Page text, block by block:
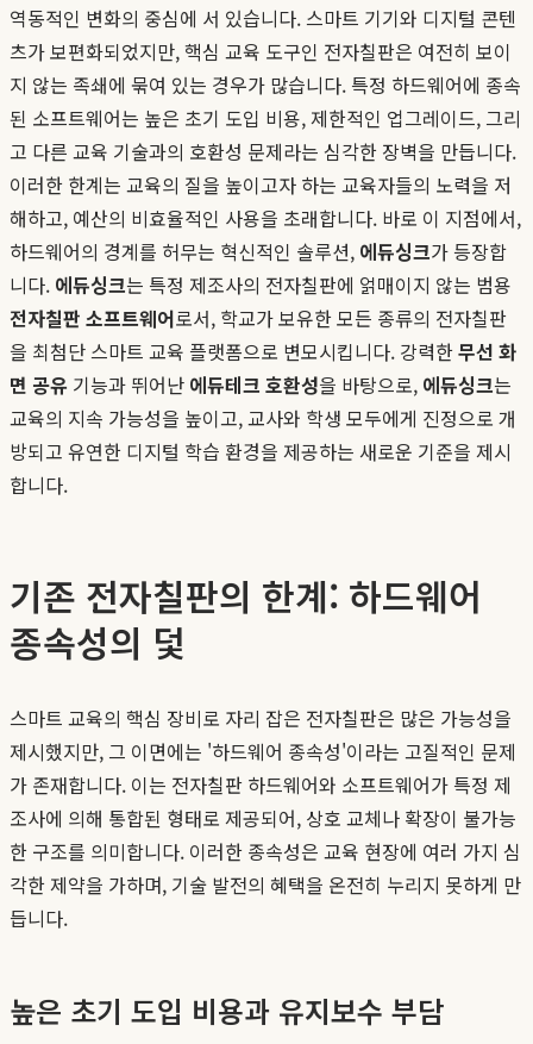
역동적인 변화의 중심에 서 있습니다. 스마트 기기와 디지털 콘텐
츠가 보편화되었지만, 핵심 교육 도구인 전자칠판은 여전히 보이
지 않는 족쇄에 묶여 있는 경우가 많습니다. 특정 하드웨어에 종속
된 소프트웨어는 높은 초기 도입 비용, 제한적인 업그레이드, 그리
고 다른 교육 기술과의 호환성 문제라는 심각한 장벽을 만듭니다.
이러한 한계는 교육의 질을 높이고자 하는 교육자들의 노력을 저
해하고, 예산의 비효율적인 사용을 초래합니다. 바로 이 지점에서,
하드웨어의 경계를 허무는 혁신적인 솔루션, 에듀싱크가 등장합
니다. 에듀싱크는 특정 제조사의 전자칠판에 얽매이지 않는 범용
전자칠판 소프트웨어로서, 학교가 보유한 모든 종류의 전자칠판
을 최첨단 스마트 교육 플랫폼으로 변모시킵니다. 강력한무선 화
면 공유 기능과 뛰어난 에듀테크 호환성을 바탕으로, 에듀싱크는
교육의 지속 가능성을 높이고, 교사와 학생 모두에게 진정으로 개
방되고 유연한 디지털 학습 환경을 제공하는 새로운 기준을 제시
합니다.
기존 전자칠판의 한계: 하드웨어
종속성의 덫
스마트 교육의 핵심 장비로 자리 잡은 전자칠판은 많은 가능성을
제시했지만, 그 이면에는 '하드웨어 종속성'이라는 고질적인 문제
가 존재합니다. 이는 전자칠판 하드웨어와 소프트웨어가 특정 제
조사에 의해 통합된 형태로 제공되어, 상호 교체나 확장이 불가능
한 구조를 의미합니다. 이러한 종속성은 교육 현장에 여러 가지 심
각한 제약을 가하며, 기술 발전의 혜택을 온전히 누리지 못하게 만
듭니다.
높은 초기 도입 비용과 유지보수 부담